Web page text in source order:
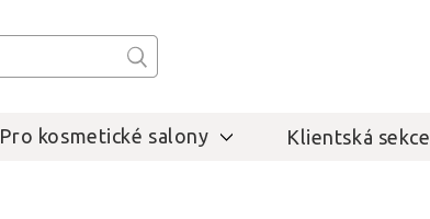
Pro kosmetické salony Klientská sekce